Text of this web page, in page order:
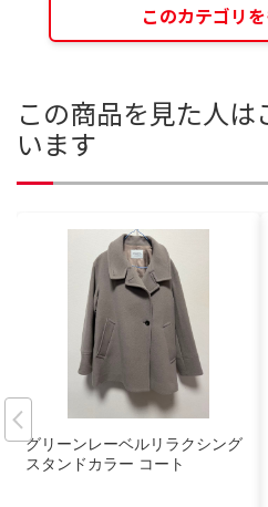
このカテゴリ
この商品を見た人
います
グリーンレーベルリラクシング
スタンドカラー コート